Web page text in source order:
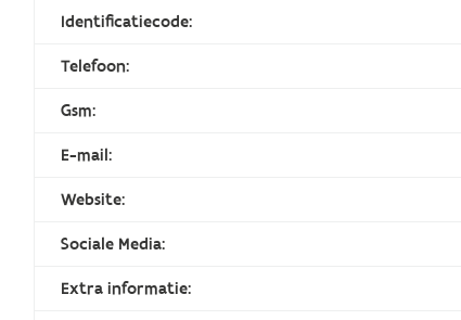
Identificatiecode:
Telefoon:
Gsm:
E-mail:
Website:
Sociale Media:
Extra informatie: